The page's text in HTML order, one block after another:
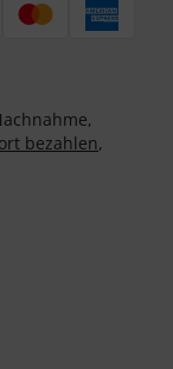
bezahlen,